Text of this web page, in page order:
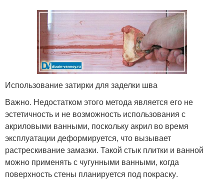
Использование затирки для заделки шва
Важно. Недостатком этого метода является его не
эстетичность и не возможность использования с
акриловыми ванными, поскольку акрил во время
эксплуатации деформируется, что вызывает
растрескивание замазки. Такой стык плитки и ванной
можно применять с чугунными ванными, когда
поверхность стены планируется под покраску.